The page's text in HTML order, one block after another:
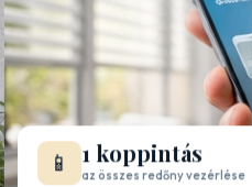
📱 1 koppintás
az összes redőny vezérlése